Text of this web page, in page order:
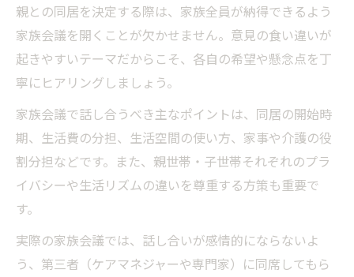
す方法
実親と同居前に話し合うべきタイミングの
要素
親との同居を決定する際は、家族全員が納得できるよう
家族会議を開くことが欠かせません。意見の食い違いが
起きやすいテーマだからこそ、各自の希望や懸念点を丁
寧にヒアリングしましょう。
家族会議で話し合うべき主なポイントは、同居の開始時
期、生活費の分担、生活空間の使い方、家事や介護の役
割分担などです。また、親世帯・子世帯それぞれのプラ
イバシーや生活リズムの違いを尊重する方策も重要で
す。
実際の家族会議では、話し合いが感情的にならないよ
う、第三者（ケアマネジャーや専門家）に同席してもら